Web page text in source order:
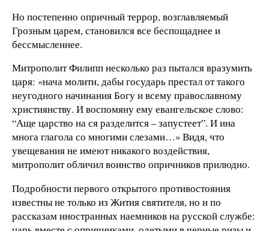
Но постепенно опричный террор, возглавляемый
Грозным царем, становился все беспощаднее и
бессмысленнее.
Митрополит Филипп несколько раз пытался вразумить
царя: «нача молити, дабы государь престал от такого
неугодного начинания Богу и всему православному
християнству. И воспомяну ему евангельское слово:
“Аще царство на ся разделится – запустеет”. И ина
многа глагола со многими слезами…» Видя, что
увещевания не имеют никакого воздействия,
митрополит обличил воинство опричников прилюдно.
Подробности первого открытого противостояния
известны не только из Жития святителя, но и по
рассказам иностранных наемников на русской службе: